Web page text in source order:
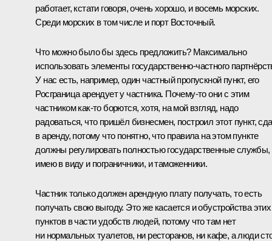
работает, кстати говоря, очень хорошо, и восемь морских.
Среди морских в том числе и порт Восточный.
Что можно было бы здесь предложить? Максимально
использовать элементы государственно-частного
У нас есть, например, один частный пропускной пункт, его
Росграница арендует у частника. Почему‑то они с этим
частником как‑то борются, хотя, на мой взгляд, надо
радоваться, что пришёл бизнесмен, построил этот пункт,
в аренду, потому что понятно, что правила на этом пункте
должны регулировать полностью государственные службы,
имею в виду и пограничники, и таможенники.
Частник только должен арендную плату получать, то есть
получать свою выгоду. Это же касается и обустройства этих
пунктов в части удобств людей, потому что там нет
ни нормальных туалетов, ни ресторанов, ни кафе, а люди